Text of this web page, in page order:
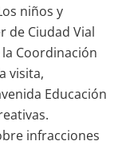
niños y
de Ciudad Vial
Coordinación
visita,
Educación
infracciones